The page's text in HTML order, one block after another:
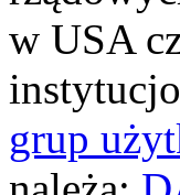
w USA
grup